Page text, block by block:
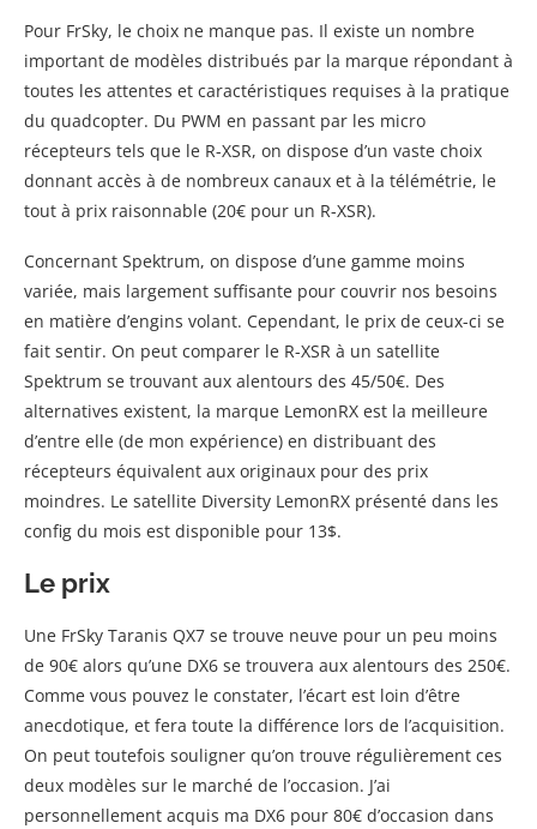
Pour FrSky, le choix ne manque pas. Il existe un nombre
important de modèles distribués par la marque répondant à
toutes les attentes et caractéristiques requises à la pratique
du quadcopter. Du PWM en passant par les micro
récepteurs tels que le R-XSR, on dispose d’un vaste choix
donnant accès à de nombreux canaux et à la télémétrie, le
tout à prix raisonnable (20€ pour un R-XSR).
Concernant Spektrum, on dispose d’une gamme moins
variée, mais largement suffisante pour couvrir nos besoins
en matière d’engins volant. Cependant, le prix de ceux-ci se
fait sentir. On peut comparer le R-XSR à un satellite
Spektrum se trouvant aux alentours des 45/50€. Des
alternatives existent, la marque LemonRX est la meilleure
d’entre elle (de mon expérience) en distribuant des
récepteurs équivalent aux originaux pour des prix
moindres. Le satellite Diversity LemonRX présenté dans les
config du mois est disponible pour 13$.
Le prix
Une FrSky Taranis QX7 se trouve neuve pour un peu moins
de 90€ alors qu’une DX6 se trouvera aux alentours des 250€.
Comme vous pouvez le constater, l’écart est loin d’être
anecdotique, et fera toute la différence lors de l’acquisition.
On peut toutefois souligner qu’on trouve régulièrement ces
deux modèles sur le marché de l’occasion. J’ai
personnellement acquis ma DX6 pour 80€ d’occasion dans